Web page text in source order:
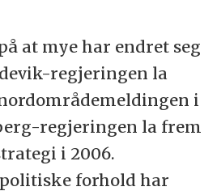
at mye har endret seg
regjeringen la
i
regjeringen la frem
i 2006.
forhold har